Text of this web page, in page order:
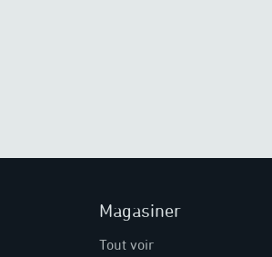
Magasiner
Tout voir